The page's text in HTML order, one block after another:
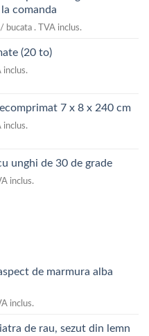
4.300,00 lei
comanda
lei
lei
/ bucata . TVA inclus.
(20 to)
inclus.
7 x 8 x 240 cm
inclus.
unghi de 30 de grade
inclus.
de marmura alba
inclus.
de rau, sezut din lemn